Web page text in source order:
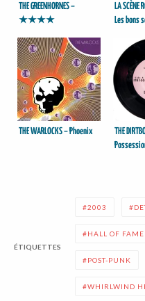
THE GREENHORNES –
★★★★
LA SCÈNE
Les bons
THE WARLOCKS – Phoenix
THE
ÉTIQUETTES
2003
HALL OF FAME
POST-PUNK
WHIRLWIND